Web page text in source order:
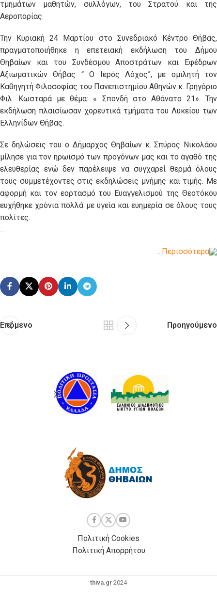
τμημάτων μαθητών, συλλόγων, του Στρατού και της
Αεροπορίας.
Την Κυριακή 24 Μαρτίου στο Συνεδριακό Κέντρο Θήβας,
πραγματοποιήθηκε η επετειακή εκδήλωση του Δήμου
Θηβαίων και του Συνδέσμου Αποστράτων και Εφέδρων
Αξιωματικών Θήβας “ Ο Ιερός Λόχος”, με ομιλητή τον
Καθηγητή Φιλοσοφίας του Πανεπιστημίου Αθηνών κ. Γρηγόριο
Φιλ. Κωσταρά με θέμα: « Σπονδή στο Αθάνατο 21». Την
εκδήλωση πλαισίωσαν χορευτικά τμήματα του Λυκείου των
Ελληνίδων Θήβας.
Σε δηλώσεις του ο Δήμαρχος Θηβαίων κ. Σπύρος Νικολάου
μίλησε για τον ηρωισμό των προγόνων μας και το αγαθό της
ελευθερίας ενώ δεν παρέλειψε να συγχαρεί θερμά όλους
τους συμμετέχοντες στις εκδηλώσεις μνήμης και τιμής. Με
αφορμή και τον εορτασμό του Ευαγγελισμού της Θεοτόκου
ευχήθηκε χρόνια πολλά με υγεία και ευημερία σε όλους τους
πολίτες.
…
…Περισσότερα
Επόμενο Προηγούμενο
Πολιτική Cookies
Πολιτική Απορρήτου
thiva.gr 2024